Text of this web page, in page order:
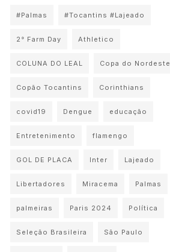
#Palmas #Tocantins #Lajeado
2° Farm Day Athletico
COLUNA DO LEAL Copa do Nordeste
Copão Tocantins Corinthians
covid19 Dengue educação
Entretenimento flamengo
GOL DE PLACA Inter Lajeado
Libertadores Miracema Palmas
palmeiras Paris 2024 Política
Seleção Brasileira São Paulo